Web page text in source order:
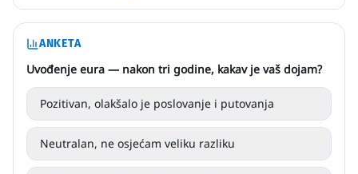
ANKETA
Uvođenje eura — nakon tri godine, kakav je vaš dojam?
Pozitivan, olakšalo je poslovanje i putovanja
Neutralan, ne osjećam veliku razliku